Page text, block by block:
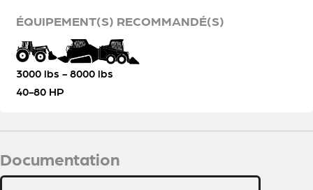
ÉQUIPEMENT(S) RECOMMANDÉ(S)
3000 lbs - 8000 lbs
40-80 HP
Documentation